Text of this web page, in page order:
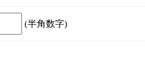
(半角数字)